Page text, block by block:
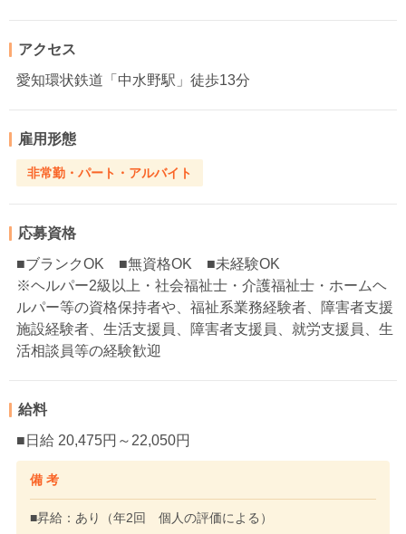
アクセス
愛知環状鉄道「中水野駅」徒歩13分
雇用形態
非常勤・パート・アルバイト
応募資格
■ブランクOK ■無資格OK ■未経験OK
※ヘルパー2級以上・社会福祉士・介護福祉士・ホームヘ
ルパー等の資格保持者や、福祉系業務経験者、障害者支援
施設経験者、生活支援員、障害者支援員、就労支援員、生
活相談員等の経験歓迎
給料
■日給 20,475円～22,050円
備 考
■昇給：あり（年2回 個人の評価による）